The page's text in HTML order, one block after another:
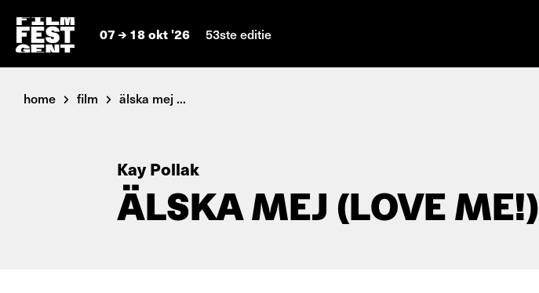
07 18 okt '26 53ste editie
home film älska mej ...
Kay Pollak
ÄLSKA MEJ (LOVE ME!)